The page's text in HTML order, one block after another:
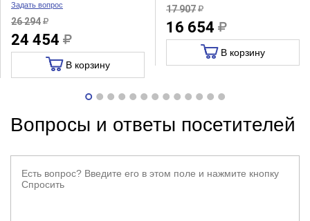
Задать вопрос
26 294
24 454
В корзину
17 907
16 654
В корзину
Вопросы и ответы посетителей